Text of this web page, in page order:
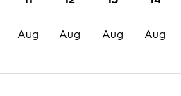
Trailer
Bilder
Aug Aug Aug Aug